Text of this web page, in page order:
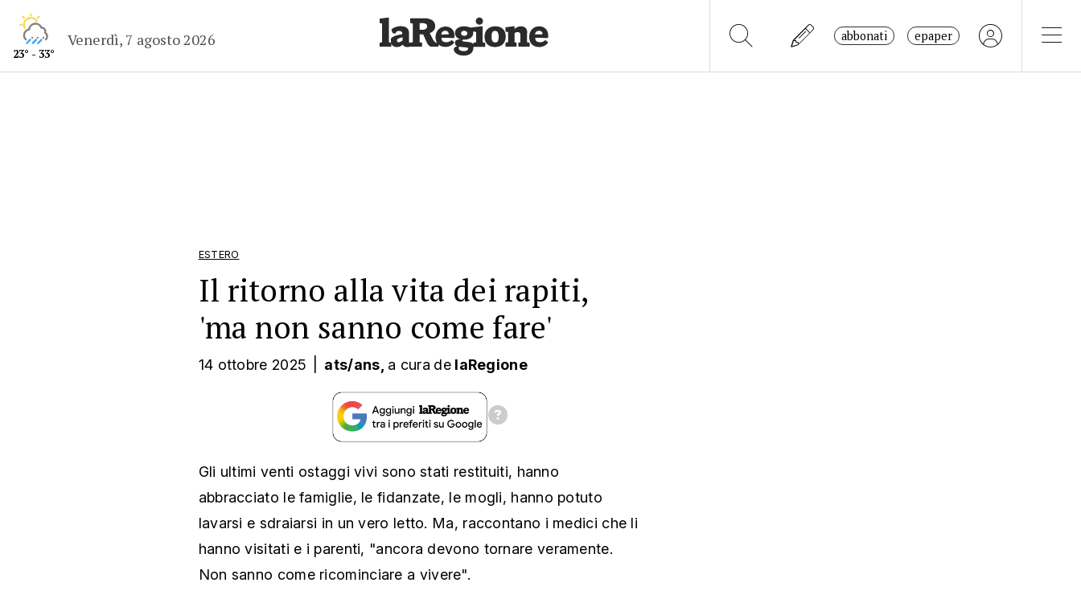
23° - 33°
Venerdì, 7 agosto 2026 abbonati epaper
ESTERO
Il ritorno alla vita dei rapiti,
'ma non sanno come fare'
14 ottobre 2025 ats/ans, a cura de laRegione
Gli ultimi venti ostaggi vivi sono stati restituiti, hanno
abbracciato le famiglie, le fidanzate, le mogli, hanno potuto
lavarsi e sdraiarsi in un vero letto. Ma, raccontano i medici che li
hanno visitati e i parenti, "ancora devono tornare veramente.
Non sanno come ricominciare a vivere".